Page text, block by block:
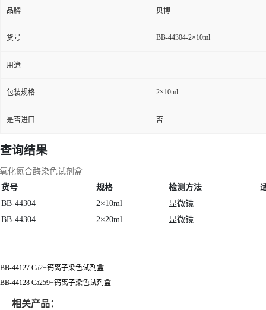
品牌 贝博
货号 BB-44304-2×10ml
用途
包装规格 2×10ml
是否进口 否
查询结果
化氮合酶染色试剂盒
货号
规格 检测方法
BB-44304
2×10ml
显微镜
BB-44304
2×20ml 显微镜
BB-44127 Ca2+钙离子染色试剂盒
BB-44128 Ca259+钙离子染色试剂盒
相关产品：